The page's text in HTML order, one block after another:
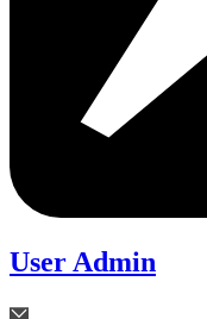
User Admin